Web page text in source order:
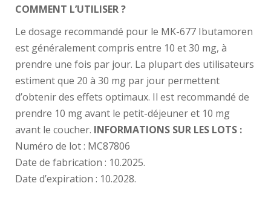
COMMENT L’UTILISER ?
Le dosage recommandé pour le MK-677 Ibutamoren
est généralement compris entre 10 et 30 mg, à
prendre une fois par jour. La plupart des utilisateurs
estiment que 20 à 30 mg par jour permettent
d’obtenir des effets optimaux. Il est recommandé de
prendre 10 mg avant le petit-déjeuner et 10 mg
avant le coucher. INFORMATIONS SUR LES LOTS :
Numéro de lot : MC87806
Date de fabrication : 10.2025.
Date d’expiration : 10.2028.